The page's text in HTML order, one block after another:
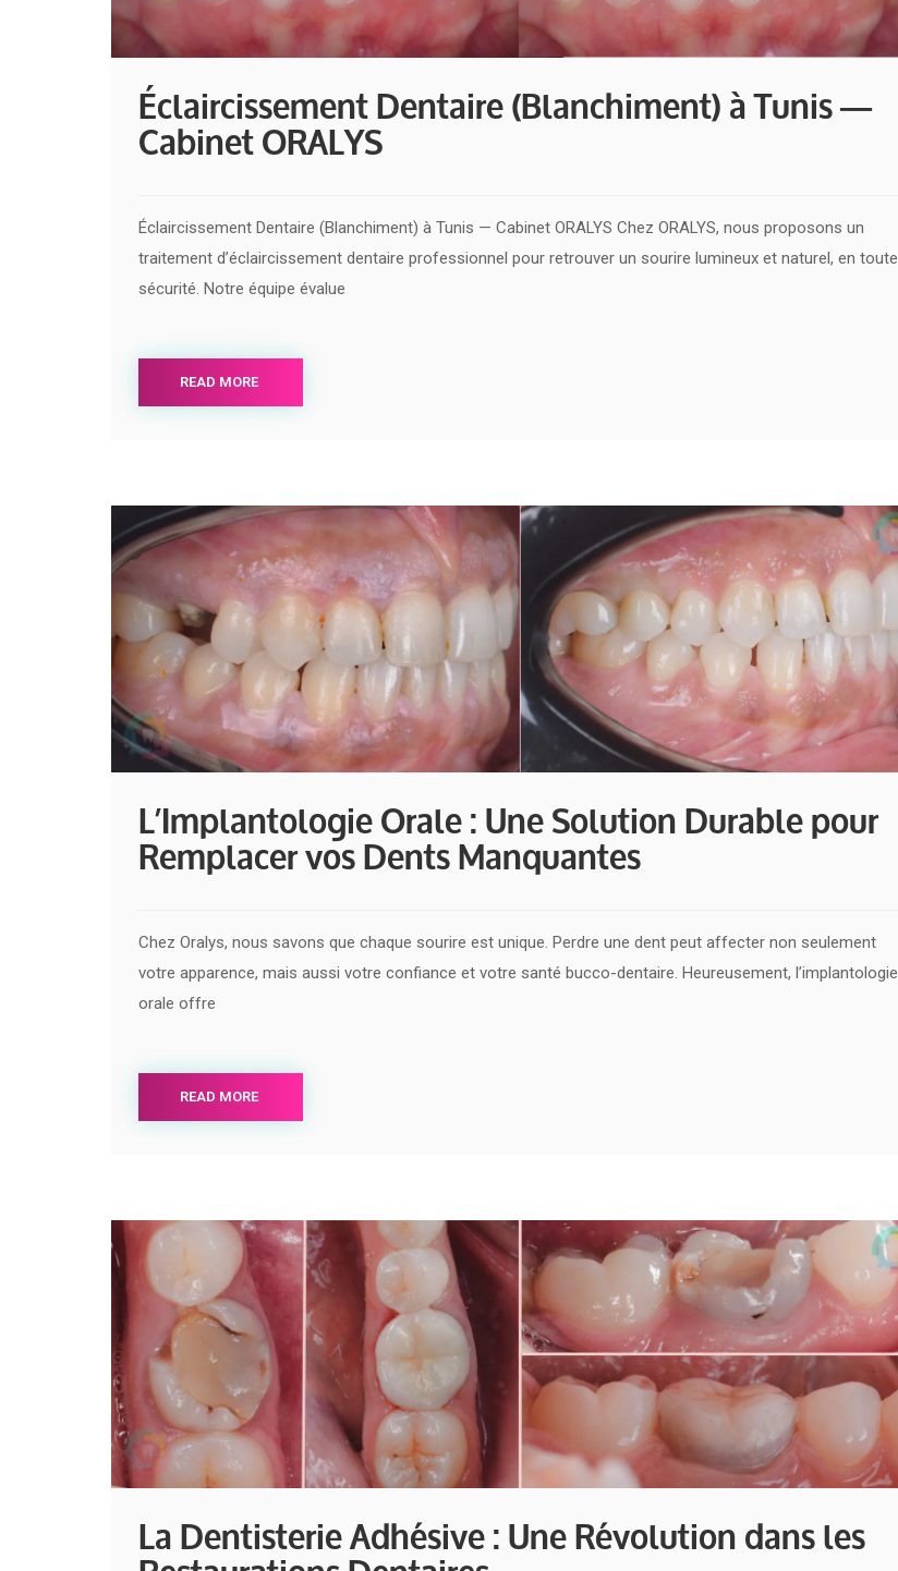
Éclaircissement Dentaire (Blanchiment) à Tunis —
Cabinet ORALYS
Éclaircissement Dentaire (Blanchiment) à Tunis — Cabinet ORALYS Chez ORALYS, nous proposons un
traitement d’éclaircissement dentaire professionnel pour retrouver un sourire lumineux et naturel, en toute
sécurité. Notre équipe évalue
READ MORE
L’Implantologie Orale : Une Solution Durable pour
Remplacer vos Dents Manquantes
Chez Oralys, nous savons que chaque sourire est unique. Perdre une dent peut affecter non seulement
votre apparence, mais aussi votre confiance et votre santé bucco-dentaire. Heureusement, l’implantologie
orale offre
READ MORE
La Dentisterie Adhésive : Une Révolution dans les